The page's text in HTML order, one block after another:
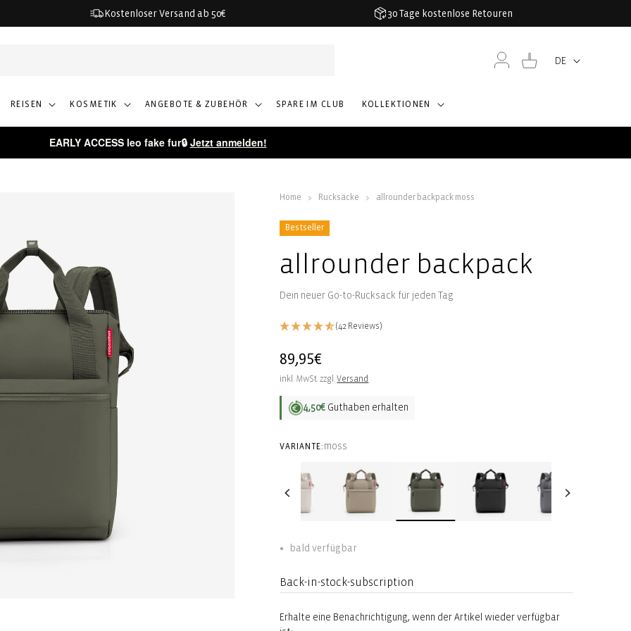
Kostenloser Versand ab 50€ 30 Tage kostenlose Retouren
REISEN KOSMETIK ANGEBOTE & ZUBEHÖR SPARE IM CLUB KOLLEKTIONEN
Sprache
DE
Einloggen
Warenkorb
EARLY ACCESS leo fake fur🔒 Jetzt anmelden!
Home Rucksäcke allrounder backpack moss
Bestseller
allrounder backpack
Dein neuer Go-to-Rucksack für jeden Tag
(42 Reviews)
Normaler
Preis
89,95€
inkl. MwSt. zzgl.Versand
4,50€ Guthaben erhalten
VARIANTE: moss
bald verfügbar
Back-in-stock-subscription
Erhalte eine Benachrichtigung, wenn der Artikel wieder verfügbar